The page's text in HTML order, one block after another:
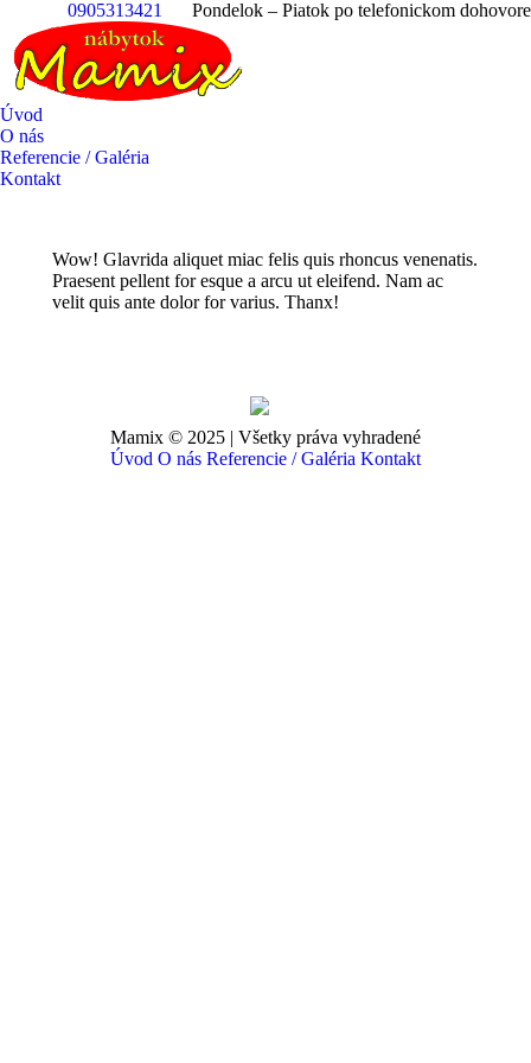
0905313421 Pondelok – Piatok po telefonickom dohovore
Úvod
O nás
Referencie / Galéria
Kontakt
Wow! Glavrida aliquet miac felis quis rhoncus venenatis.
Praesent pellent for esque a arcu ut eleifend. Nam ac
velit quis ante dolor for varius. Thanx!
Mamix © 2025 | Všetky práva vyhradené
Úvod O nás Referencie / Galéria Kontakt